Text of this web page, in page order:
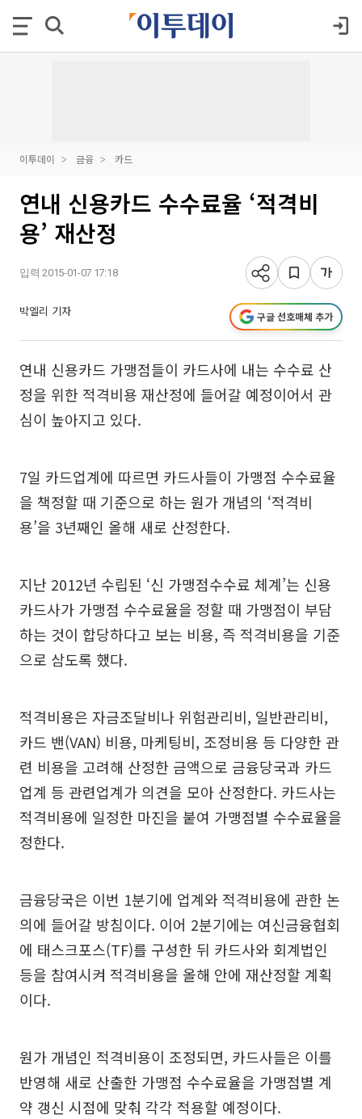
이투데이 금융 카드
연내 신용카드 수수료율 ‘적격비
용’ 재산정
입력 2015-01-07 17:18
박엘리 기자 구글 선호매체 추가
연내 신용카드 가맹점들이 카드사에 내는 수수료 산
정을 위한 적격비용 재산정에 들어갈 예정이어서 관
심이 높아지고 있다.
7일 카드업계에 따르면 카드사들이 가맹점 수수료율
을 책정할 때 기준으로 하는 원가 개념의 ‘적격비
용’을 3년째인 올해 새로 산정한다.
지난 2012년 수립된 ‘신 가맹점수수료 체계’는 신용
카드사가 가맹점 수수료율을 정할 때 가맹점이 부담
하는 것이 합당하다고 보는 비용, 즉 적격비용을 기준
으로 삼도록 했다.
적격비용은 자금조달비나 위험관리비, 일반관리비,
카드 밴(VAN) 비용, 마케팅비, 조정비용 등 다양한 관
련 비용을 고려해 산정한 금액으로 금융당국과 카드
업계 등 관련업계가 의견을 모아 산정한다. 카드사는
적격비용에 일정한 마진을 붙여 가맹점별 수수료율을
정한다.
금융당국은 이번 1분기에 업계와 적격비용에 관한 논
의에 들어갈 방침이다. 이어 2분기에는 여신금융협회
에 태스크포스(TF)를 구성한 뒤 카드사와 회계법인
등을 참여시켜 적격비용을 올해 안에 재산정할 계획
이다.
원가 개념인 적격비용이 조정되면, 카드사들은 이를
반영해 새로 산출한 가맹점 수수료율을 가맹점별 계
약 갱신 시점에 맞춰 각각 적용할 예정이다.